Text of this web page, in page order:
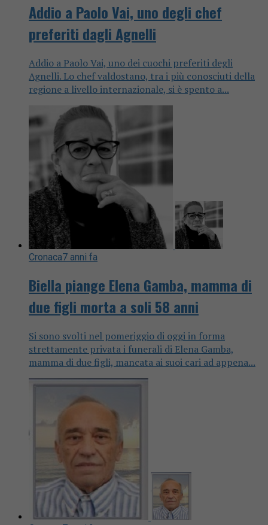
Addio a Paolo Vai, uno degli chef
preferiti dagli Agnelli
Addio a Paolo Vai, uno dei cuochi preferiti degli
Agnelli. Lo chef valdostano, tra i più conosciuti della
regione a livello internazionale, si è spento a...
Cronaca7 anni fa
Biella piange Elena Gamba, mamma di
due figli morta a soli 58 anni
Si sono svolti nel pomeriggio di oggi in forma
strettamente privata i funerali di Elena Gamba,
mamma di due figli, mancata ai suoi cari ad appena...